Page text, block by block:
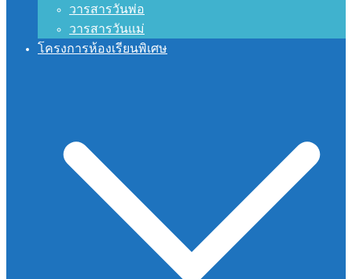
วารสารวันพ่อ
วารสารวันแม่
โครงการห้องเรียนพิเศษ